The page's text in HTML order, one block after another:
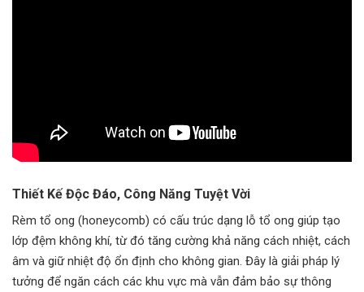
Thiết Kế Độc Đáo, Công Năng Tuyệt Vời
Rèm tổ ong (honeycomb) có cấu trúc dạng lỗ tổ ong giúp tạo
lớp đệm không khí, từ đó tăng cường khả năng cách nhiệt, cách
âm và giữ nhiệt độ ổn định cho không gian. Đây là giải pháp lý
tưởng để ngăn cách các khu vực mà vẫn đảm bảo sự thông